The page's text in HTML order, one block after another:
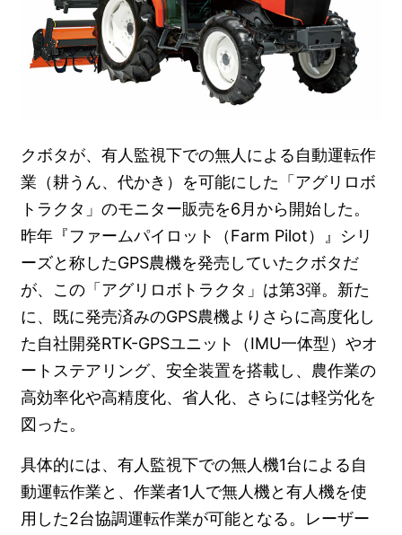
クボタが、有人監視下での無人による自動運転作
業（耕うん、代かき）を可能にした「アグリロボ
トラクタ」のモニター販売を6月から開始した。
昨年『ファームパイロット（Farm Pilot）』シリ
ーズと称したGPS農機を発売していたクボタだ
が、この「アグリロボトラクタ」は第3弾。新た
に、既に発売済みのGPS農機よりさらに高度化し
た自社開発RTK-GPSユニット（IMU一体型）やオ
ートステアリング、安全装置を搭載し、農作業の
高効率化や高精度化、省人化、さらには軽労化を
図った。
具体的には、有人監視下での無人機1台による自
動運転作業と、作業者1人で無人機と有人機を使
用した2台協調運転作業が可能となる。レーザー